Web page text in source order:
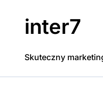
inter7
Skuteczny